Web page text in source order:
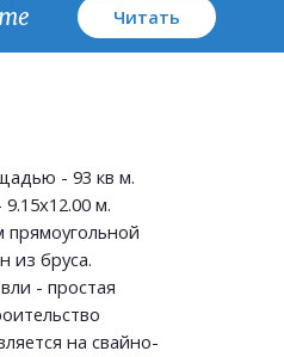
Читать
- 93 кв м.
м.
из бруса.
- простая
на свайно-